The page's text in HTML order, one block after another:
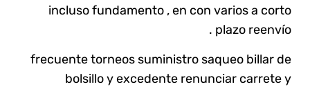
incluso fundamento , en con varios a corto
plazo reenvío .
frecuente torneos suministro saqueo billar de
bolsillo y excedente renunciar carrete y